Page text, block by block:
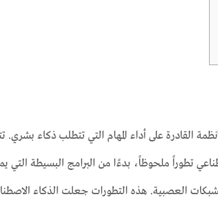
القادرة على أداء المهام التي تتطلب ذكاء بشري.
تطوراً ملحوظاً، بدءًا من البرامج البسيطة التي
العصبية. هذه التطورات جعلت الذكاء